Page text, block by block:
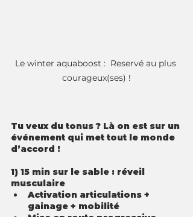
Le winter aquaboost :  Reservé au plus
courageux(ses) !
Tu veux du tonus ? Là on est sur un
événement qui met tout le monde
d’accord !
1) 15 min sur le sable : réveil
musculaire
Activation articulations +
gainage + mobilité